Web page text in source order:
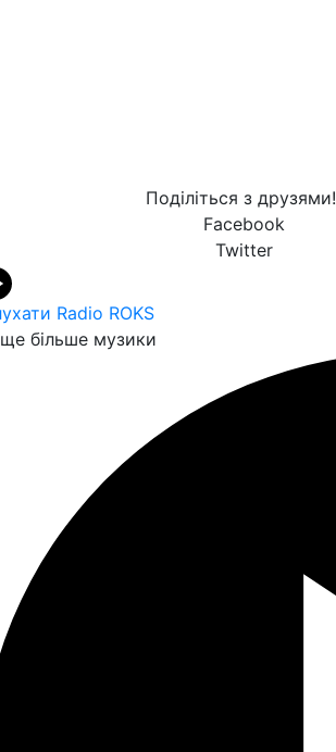
Поділіться з друзями!
Facebook
Twitter
Radio ROKS
більше музики